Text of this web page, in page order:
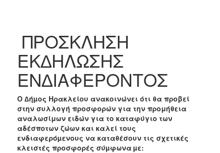
2010
2006
ΤΟΠΟΣ
ΠΟΛΙΤΙΣΜΟΣ
ΠΡΟΣΚΛΗΣΗ
ΕΚ∆ΗΛΩΣΗΣ
ΕΝ∆ΙΑΦΕΡΟΝΤΟΣ
Ο ∆ήµος Ηρακλείου ανακοινώνει ότι θα προβεί
στην συλλογή προσφορών για την προμήθεια
αναλωσίμων ειδών για το καταφύγιο των
αδέσποτων ζώων και καλεί τους
ενδιαφερόµενους να καταθέσουν τις σχετικές
κλειστές προσφορές σύµφωνα µε: